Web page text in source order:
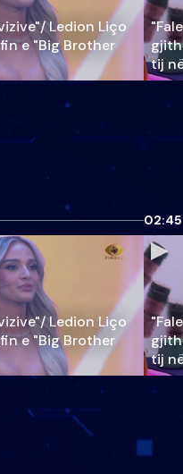
Ledion Liço
e "Big Brother
tij
Ledion Liço
e "Big Brother
02:45
tij